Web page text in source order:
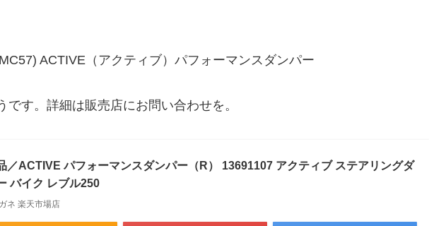
です。詳細は販売店にお問い合わせを。
／ACTIVE パフォーマンスダンパー（R） 13691107 アクティブ ステアリングダ
バイク レブル250
ネ 楽天市場店